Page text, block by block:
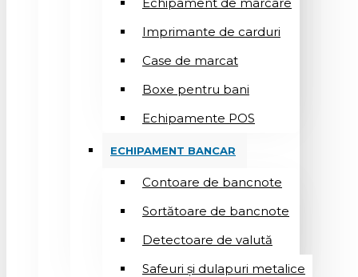
Imprimante de carduri
Case de marcat
Boxe pentru bani
Echipamente POS
ECHIPAMENT BANCAR
Contoare de bancnote
Sortătoare de bancnote
Detectoare de valută
Safeuri și dulapuri metalice